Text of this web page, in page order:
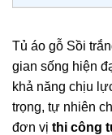
Tủ áo gỗ Sồi
gian sống hiện
khả năng chịu
trọng, tự nhiên
đơn vị thi công